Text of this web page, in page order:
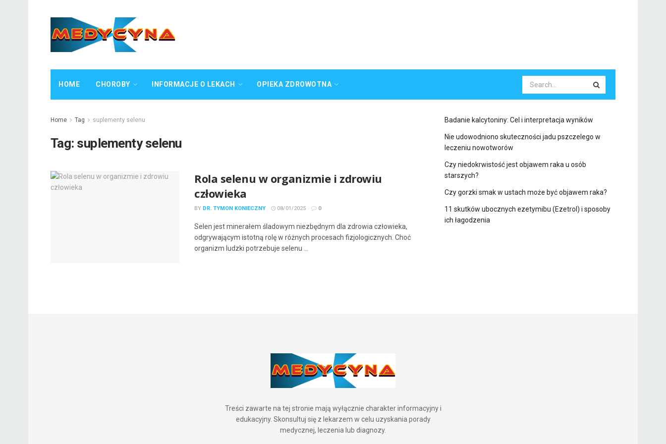
HOME CHOROBY INFORMACJE O LEKACH OPIEKA ZDROWOTNA
Home Tag suplementy selenu
Tag: suplementy selenu
Rola selenu w organizmie i zdrowiu
człowieka
BY DR. TYMON KONIECZNY 08/01/2025 0
Selen jest minerałem śladowym niezbędnym dla zdrowia człowieka,
odgrywającym istotną rolę w różnych procesach fizjologicznych. Choć
organizm ludzki potrzebuje selenu ...
Badanie kalcytoniny: Cel i interpretacja wyników
Nie udowodniono skuteczności jadu pszczelego w
leczeniu nowotworów
Czy niedokrwistość jest objawem raka u osób
starszych?
Czy gorzki smak w ustach może być objawem raka?
11 skutków ubocznych ezetymibu (Ezetrol) i sposoby
ich łagodzenia
Treści zawarte na tej stronie mają wyłącznie charakter informacyjny i
edukacyjny. Skonsultuj się z lekarzem w celu uzyskania porady
medycznej, leczenia lub diagnozy.